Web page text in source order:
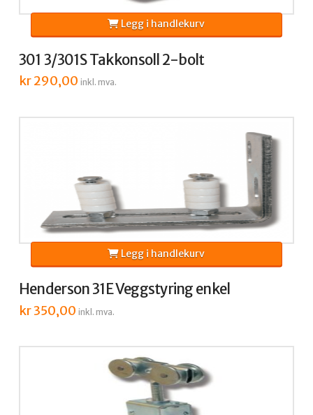
301 3/301S Takkonsoll 2-bolt
kr290,00 inkl. mva.
Legg i handlekurv
Henderson 31E Veggstyring enkel
kr350,00 inkl. mva.
Legg i handlekurv